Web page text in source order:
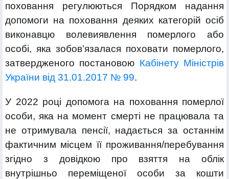
поховання регулюються Порядком надання
допомоги на поховання деяких категорій осіб
виконавцю волевиявлення померлого або
особі, яка зобов’язалася поховати померлого,
затвердженого постановою Кабінету Міністрів
України від 31.01.2017 № 99.
У 2022 році допомога на поховання померлої
особи, яка на момент смерті не працювала та
не отримувала пенсії, надається за останнім
фактичним місцем її проживання/перебування
згідно з довідкою про взяття на облік
внутрішньо переміщеної особи за кошти